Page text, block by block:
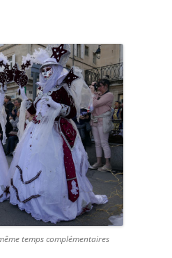
temps complémentaires